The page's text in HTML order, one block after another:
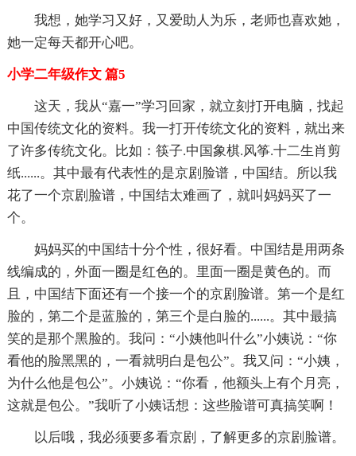
我想，她学习又好，又爱助人为乐，老师也喜欢她，
她一定每天都开心吧。
小学二年级作文 篇5
这天，我从“嘉一”学习回家，就立刻打开电脑，找起
中国传统文化的资料。我一打开传统文化的资料，就出来
了许多传统文化。比如：筷子.中国象棋.风筝.十二生肖剪
纸......。其中最有代表性的是京剧脸谱，中国结。所以我
花了一个京剧脸谱，中国结太难画了，就叫妈妈买了一
个。
妈妈买的中国结十分个性，很好看。中国结是用两条
线编成的，外面一圈是红色的。里面一圈是黄色的。而
且，中国结下面还有一个接一个的京剧脸谱。第一个是红
脸的，第二个是蓝脸的，第三个是白脸的......。其中最搞
笑的是那个黑脸的。我问：“小姨他叫什么”小姨说：“你
看他的脸黑黑的，一看就明白是包公”。我又问：“小姨，
为什么他是包公”。小姨说：“你看，他额头上有个月亮，
这就是包公。”我听了小姨话想：这些脸谱可真搞笑啊！
以后哦，我必须要多看京剧，了解更多的京剧脸谱。